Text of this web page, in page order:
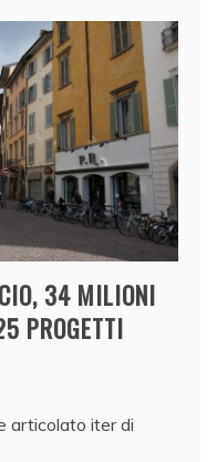
34 MILIONI
PROGETTI
articolato iter di